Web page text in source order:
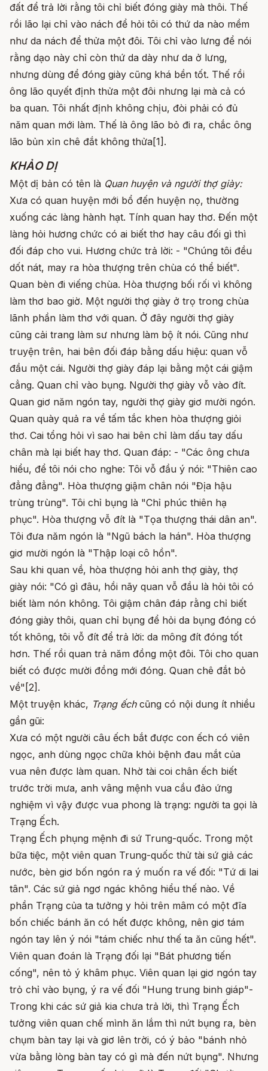
đất để trả lời rằng tôi chỉ biết đóng giày mà thôi. Thế
rồi lão lại chỉ vào nách để hỏi tôi có thứ da nào mềm
như da nách để thửa một đôi. Tôi chỉ vào lưng để nói
rằng dạo này chỉ còn thứ da dày như da ở lưng,
nhưng dùng để đóng giày cũng khá bền tốt. Thế rồi
ông lão quyết định thửa một đôi nhưng lại mà cả có
ba quan. Tôi nhất định không chịu, đòi phải có đủ
năm quan mới làm. Thế là ông lão bỏ đi ra, chắc ông
lão bủn xỉn chê đắt không thửa[1].
KHẢO DỊ
Một dị bản có tên là Quan huyện và người thợ giày:
Xưa có quan huyện mới bổ đến huyện nọ, thường
xuống các làng hành hạt. Tính quan hay thơ. Đến một
làng hỏi hương chức có ai biết thơ hay câu đối gì thì
đối đáp cho vui. Hương chức trả lời: - "Chúng tôi đều
dốt nát, may ra hòa thượng trên chùa có thể biết".
Quan bèn đi viếng chùa. Hòa thượng bối rối vì không
làm thơ bao giờ. Một người thợ giày ở trọ trong chùa
lãnh phần làm thơ với quan. Ở đây người thợ giày
cũng cải trang làm sư nhưng làm bộ ít nói. Cũng như
truyện trên, hai bên đối đáp bằng dấu hiệu: quan vỗ
đầu một cái. Người thợ giày đáp lại bằng một cái giậm
cẳng. Quan chỉ vào bụng. Người thợ giày vỗ vào đít.
Quan giơ năm ngón tay, người thợ giày giơ mười ngón.
Quan quày quả ra về tấm tắc khen hòa thượng giỏi
thơ. Cai tổng hỏi vì sao hai bên chỉ làm dấu tay dấu
chân mà lại biết hay thơ. Quan đáp: - "Các ông chưa
hiểu, để tôi nói cho nghe: Tôi vỗ đầu ý nói: "Thiên cao
đẳng đẳng". Hòa thượng giậm chân nói "Địa hậu
trùng trùng". Tôi chỉ bụng là "Chỉ phúc thiên hạ
phục". Hòa thượng vỗ đít là "Tọa thượng thái dân an".
Tôi đưa năm ngón là "Ngũ bách la hán". Hòa thượng
giơ mười ngón là "Thập loại cô hồn".
Sau khi quan về, hòa thượng hỏi anh thợ giày, thợ
giày nói: "Có gì đâu, hồi nãy quan vỗ đầu là hỏi tôi có
biết làm nón không. Tôi giậm chân đáp rằng chỉ biết
đóng giày thôi, quan chỉ bụng để hỏi da bụng đóng có
tốt không, tôi vỗ đít để trả lời: da mông đít đóng tốt
hơn. Thế rồi quan trả năm đồng một đôi. Tôi cho quan
biết có được mười đồng mới đóng. Quan chê đắt bỏ
về"[2].
Một truyện khác, Trạng ếch cũng có nội dung ít nhiều
gần gũi:
Xưa có một người câu ếch bắt được con ếch có viên
ngọc, anh dùng ngọc chữa khỏi bệnh đau mắt của
vua nên được làm quan. Nhờ tài coi chân ếch biết
trước trời mưa, anh vâng mệnh vua cầu đảo ứng
nghiệm vì vậy được vua phong là trạng: người ta gọi là
Trạng Ếch.
Trạng Ếch phụng mệnh đi sứ Trung-quốc. Trong một
bữa tiệc, một viên quan Trung-quốc thử tài sứ giả các
nước, bèn giơ bốn ngón ra ý muốn ra vế đối: "Tứ di lai
tân". Các sứ giả ngơ ngác không hiểu thế nào. Về
phần Trạng của ta tưởng y hỏi trên mâm có một đĩa
bốn chiếc bánh ăn có hết được không, nên giơ tám
ngón tay lên ý nói "tám chiếc như thế ta ăn cũng hết".
Viên quan đoán là Trạng đối lại "Bát phương tiến
cống", nên tỏ ý khâm phục. Viên quan lại giơ ngón tay
trỏ chỉ vào bụng, ý ra vế đối "Hung trung binh giáp"-
Trong khi các sứ giả kia chưa trả lời, thì Trạng Ếch
tưởng viên quan chế mình ăn lắm thì nứt bụng ra, bèn
chụm bàn tay lại và giơ lên trời, có ý bảo "bánh nhỏ
vừa bằng lòng bàn tay có gì mà đến nứt bụng". Nhưng